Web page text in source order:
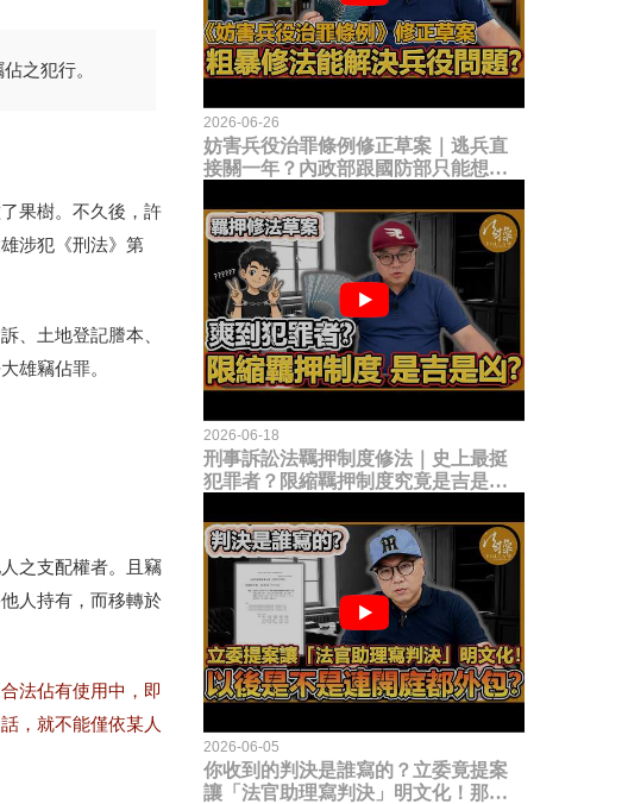
之犯行。
果樹。不久後，許
涉犯《刑法》第
、土地登記謄本、
雄竊佔罪。
之支配權者。且竊
人持有，而移轉於
法佔有使用中，即
，就不能僅依某人
2026-06-26
妨害兵役治罪條例修正草案｜逃兵直
接關一年？內政部跟國防部只能想到
題？
2026-06-18
刑事訴訟法羈押制度修法｜史上最挺
犯罪者？限縮羈押制度究竟是吉是
2026-06-05
你收到的判決是誰寫的？立委竟提案
讓「法官助理寫判決」明文化！那以